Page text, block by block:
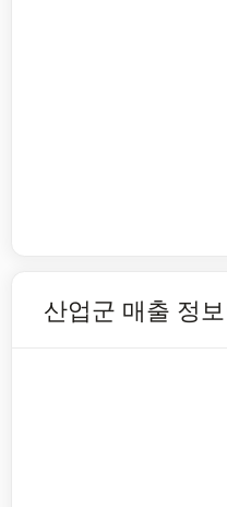
산업군 매출 정보